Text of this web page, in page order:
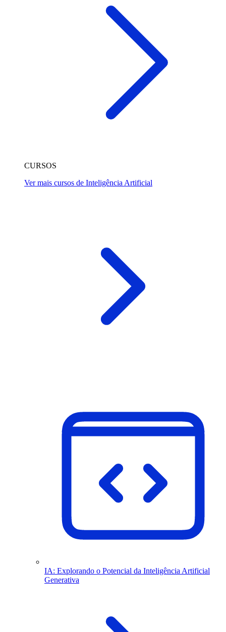
CURSOS
Ver mais cursos de Inteligência Artificial
IA: Explorando o Potencial da Inteligência Artificial
Generativa